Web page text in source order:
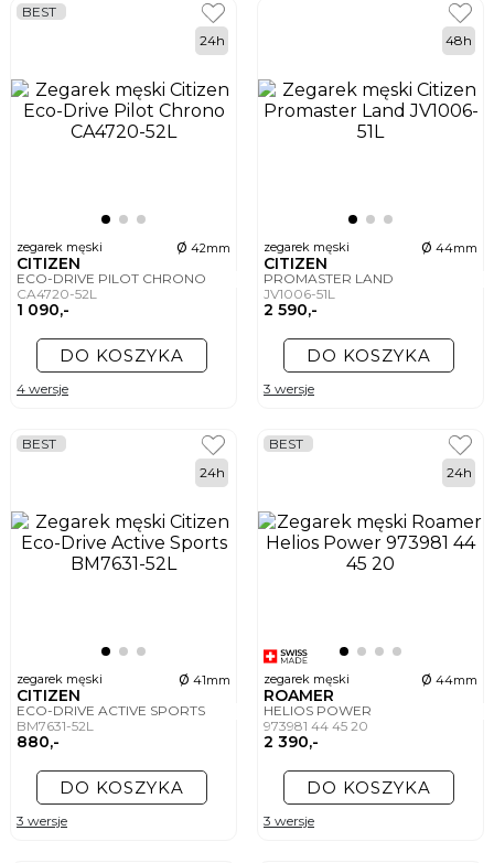
zegarek męski ø 42mm
CITIZEN
ECO-DRIVE PILOT CHRONO
CA4720-52L
1 090,-
BEST
24h
DO KOSZYKA
4 wersje
zegarek męski ø 44mm
CITIZEN
PROMASTER LAND
JV1006-51L
2 590,-
48h
DO KOSZYKA
3 wersje
zegarek męski ø 41mm
CITIZEN
ECO-DRIVE ACTIVE SPORTS
BM7631-52L
880,-
BEST
24h
DO KOSZYKA
3 wersje
zegarek męski ø 44mm
ROAMER
HELIOS POWER
973981 44 45 20
2 390,-
BEST
24h
DO KOSZYKA
3 wersje